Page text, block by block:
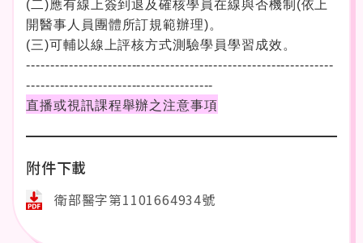
(二)應有線上簽到退及確核學員在線與否機制(依上
開醫事人員團體所訂規範辦理)。
(三)可輔以線上評核方式測驗學員學習成效。
----------------------------------------------------------------
---------------------------------------
直播或視訊課程舉辦之注意事項
附件下載
衛部醫字第1101664934號